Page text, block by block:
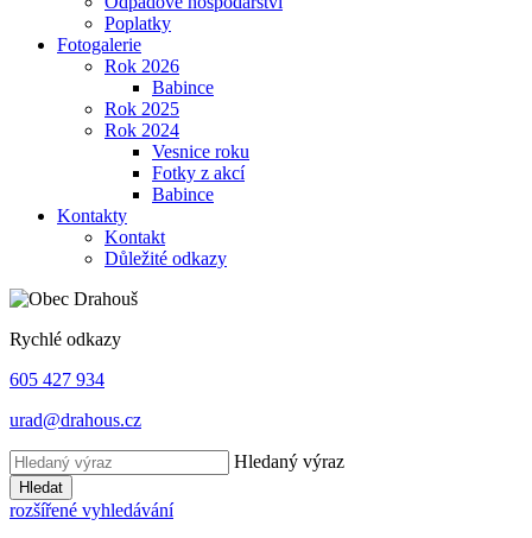
Poplatky
Fotogalerie
Rok 2026
Babince
Rok 2025
Rok 2024
Vesnice roku
Fotky z akcí
Babince
Kontakty
Kontakt
Důležité odkazy
Rychlé odkazy
605 427 934
urad@drahous.cz
Hledaný výraz
Hledat
rozšířené vyhledávání